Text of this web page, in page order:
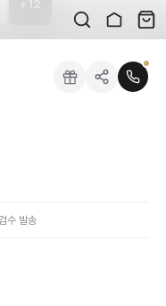
나요?
진을 제공합니다. 가죽 재질,
치, 고객 변심 모두 교환·반
니다. 적립금은 1,000원 이상
즈 선택이 어려우시면 카카오
원피스로 당신의 품격을 한층
12
수 발송